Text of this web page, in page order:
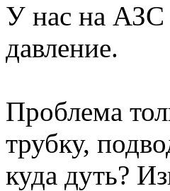
У нас на АЗС
давление.
Проблема
трубку,
куда дуть?